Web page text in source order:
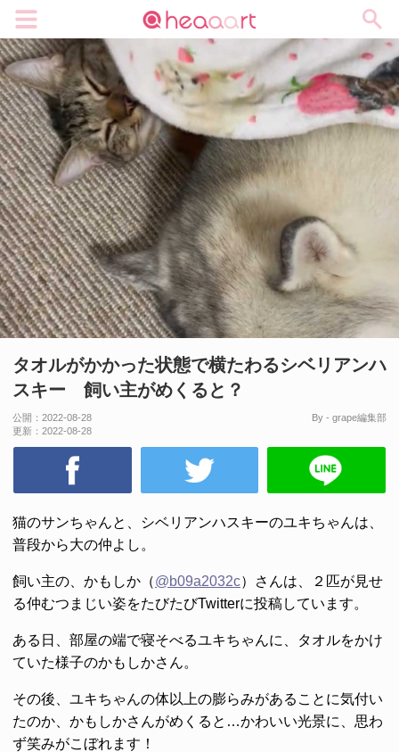
タオルがかかった状態で横たわるシベリアンハ
スキー 飼い主がめくると？
公開： 2022-08-28
更新： 2022-08-28
By - grape編集部
猫のサンちゃんと、シベリアンハスキーのユキちゃんは、
普段から大の仲よし。
飼い主の、かもしか（@b09a2032c）さんは、２匹が見せ
る仲むつまじい姿をたびたびTwitterに投稿しています。
ある日、部屋の端で寝そべるユキちゃんに、タオルをかけ
ていた様子のかもしかさん。
その後、ユキちゃんの体以上の膨らみがあることに気付い
たのか、かもしかさんがめくると…かわいい光景に、思わ
ず笑みがこぼれます！